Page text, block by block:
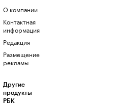
О компании
Контактная
информация
Редакция
Размещение
рекламы
Другие
продукты
РБК